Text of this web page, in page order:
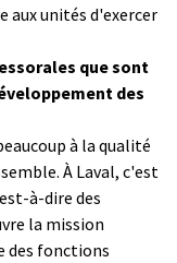
aux unités d'exercer
que sont
des
à la qualité
À Laval, c'est
à-dire des
la mission
des fonctions